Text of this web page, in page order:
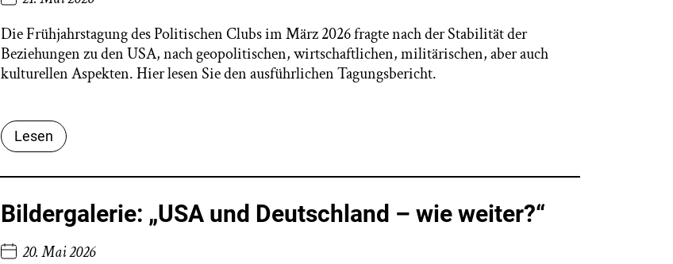
Die Frühjahrstagung des Politischen Clubs im März 2026 fragte nach der Stabilität der
Beziehungen zu den USA, nach geopolitischen, wirtschaftlichen, militärischen, aber auch
kulturellen Aspekten. Hier lesen Sie den ausführlichen Tagungsbericht.
Lesen
Bildergalerie: „USA und Deutschland – wie weiter?“
20. Mai 2026